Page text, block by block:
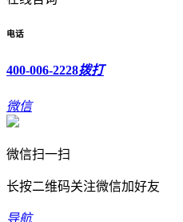
电话
400-006-2228拨打
微信
微信扫一扫
长按二维码关注微信加好友
导航